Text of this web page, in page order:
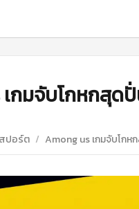
เกมจับโกหกสุ
ปอร์ต / Among us เกมจับโก